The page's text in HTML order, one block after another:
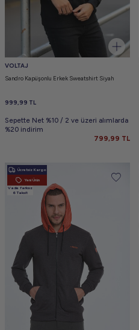
VOLTAJ
Sandro Kapüşonlu Erkek Sweatshirt Siyah
999,99 TL
Sepette Net %10 / 2 ve üzeri alımlarda
%20 indirim
799,99 TL
Ücretsiz Kargo
Yeni Ürün
Vade farksız
6 Taksit